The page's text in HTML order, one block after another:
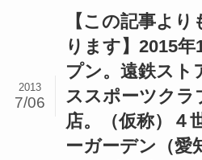
【この記事よ
ります】2015
プン。遠鉄スト
ススポーツクラ
店。（仮称）４
ーガーデン（愛
2013
7/06